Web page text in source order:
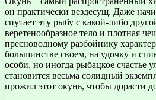
он практически вездесущ. Даже
спутает эту рыбу с какой-либо
веретенообразное тело и плотная
пресноводному разбойнику
большинстве своем, на удочку и
особи, но иногда рыбацкое счастье
становится весьма солидный
прожил этот окунь, чтобы дорасти